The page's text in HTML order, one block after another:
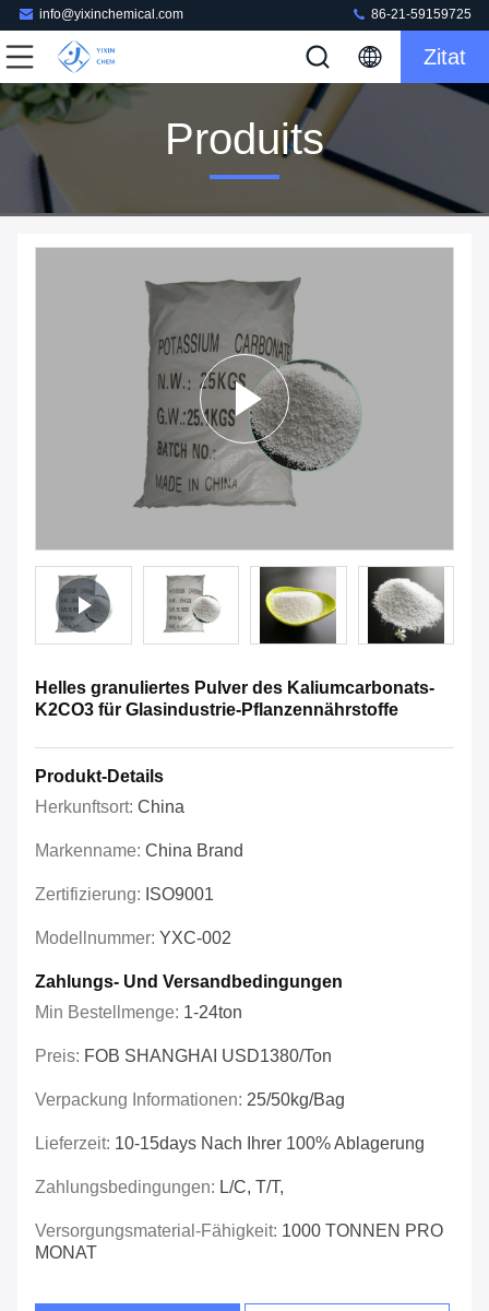
info@yixinchemical.com 86-21-59159725
Zitat
Produits
Helles granuliertes Pulver des Kaliumcarbonats-
K2CO3 für Glasindustrie-Pflanzennährstoffe
Produkt-Details
Herkunftsort: China
Markenname: China Brand
Zertifizierung: ISO9001
Modellnummer: YXC-002
Zahlungs- Und Versandbedingungen
Min Bestellmenge: 1-24ton
Preis: FOB SHANGHAI USD1380/ton
Verpackung Informationen: 25/50kg/bag
Lieferzeit: 10-15days Nach Ihrer 100% Ablagerung
Zahlungsbedingungen: L/C, T/T,
Versorgungsmaterial-Fähigkeit: 1000 TONNEN PRO
MONAT